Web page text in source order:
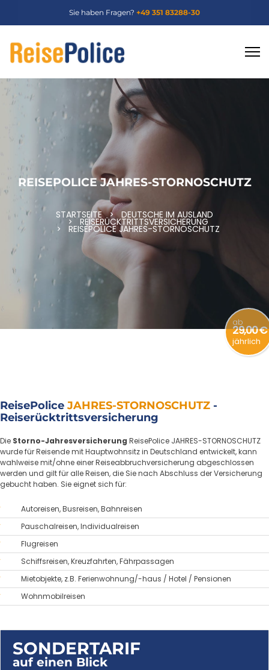
Sie haben Fragen? +49 351 83288-30
REISEPOLICE JAHRES-STORNOSCHUTZ
STARTSEITE DEUTSCHE IM AUSLAND
REISERÜCKTRITTSVERSICHERUNG
REISEPOLICE JAHRES-STORNOSCHUTZ
ReisePolice JAHRES-STORNOSCHUTZ -
Reiserücktrittsversicherung
Die Storno-Jahresversicherung ReisePolice JAHRES-STORNOSCHUTZ
wurde für Reisende mit Hauptwohnsitz in Deutschland entwickelt, kann
wahlweise mit/ohne einer Reiseabbruchversicherung abgeschlossen
werden und gilt für alle Reisen, die Sie nach Abschluss der Versicherung
gebucht haben. Sie eignet sich für:
Autoreisen, Busreisen, Bahnreisen
Pauschalreisen, Individualreisen
Flugreisen
Schiffsreisen, Kreuzfahrten, Fährpassagen
Mietobjekte, z.B. Ferienwohnung/-haus / Hotel / Pensionen
Wohnmobilreisen
ab
29,00 €
jährlich
SONDERTARIF
auf einen Blick